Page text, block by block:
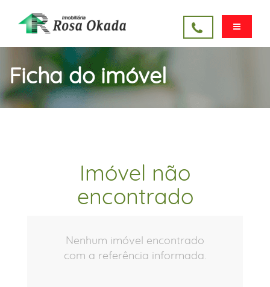
Ficha do imóvel
Imóvel não
encontrado
Nenhum imóvel encontrado
com a referência informada.